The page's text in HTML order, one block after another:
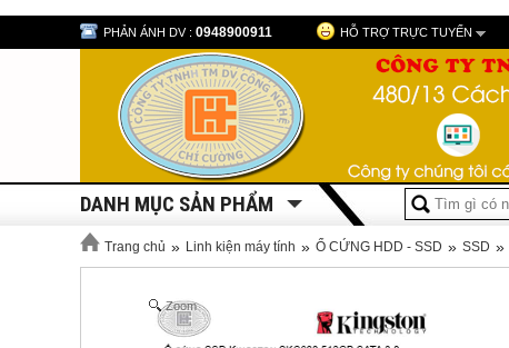
PHẢN ÁNH DV : 0948900911 HỖ TRỢ TRỰC TUYẾN
DANH MỤC SẢN PHẨM
Trang chủ » Linh kiện máy tính » Ổ CỨNG HDD - SSD » SSD »
Zoom